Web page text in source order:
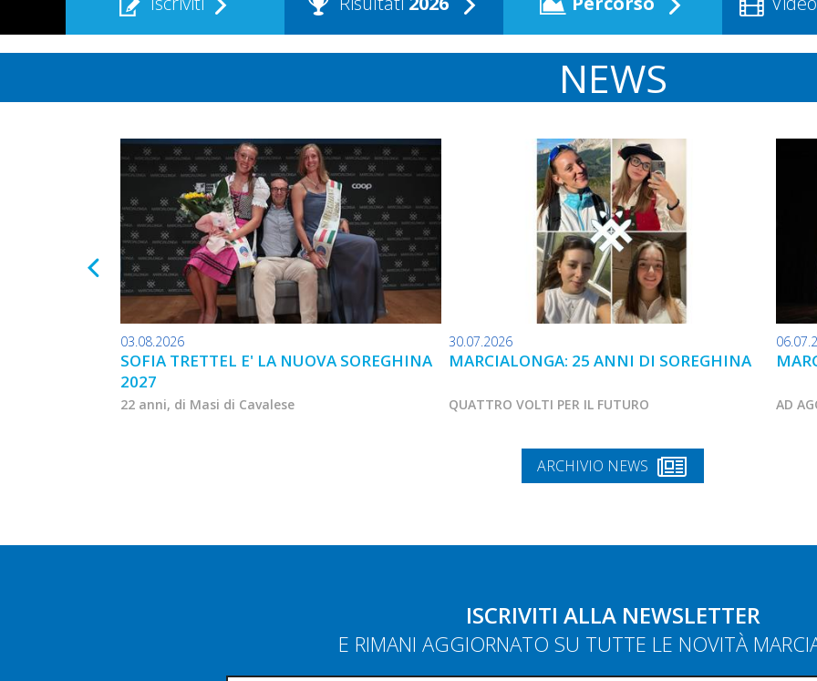
NEWS
03.08.2026
SOFIA TRETTEL E' LA NUOVA SOREGHINA
2027
22 anni, di Masi di Cavalese
30.07.2026
MARCIALONGA: 25 ANNI DI SOREGHINA
QUATTRO VOLTI PER IL FUTURO AD
ARCHIVIO NEWS
ISCRIVITI ALLA NEWSLETTER
E RIMANI AGGIORNATO SU TUTTE LE NOVITÀ